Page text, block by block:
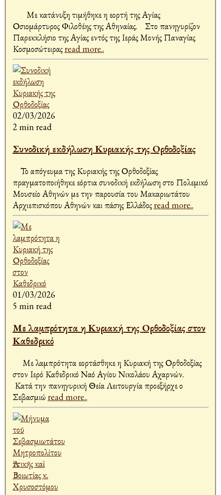
Με κατάνυξη τιμήθηκε η εορτή της Αγίας
Οσιομάρτυρος Φιλοθέης της Αθηναίας. Στο πανηγυρίζον
Παρεκκλήσιο της Αγίας εντός της Ιεράς Μονής Παναγίας
Κοσμοσώτειραςread more..
02/03/2026
2 min read
Συνοδική εκδήλωση Κυριακής της Ορθοδοξίας
Το απόγευμα της Κυριακής της Ορθοδοξίας
πραγματοποιήθηκε εόρτια συνοδική εκδήλωση στο Πολεμικό
Μουσείο Αθηνών με την παρουσία του Μακαριωτάτου
Αρχιεπισκόπου Αθηνών και πάσης Ελλάδοςread more..
01/03/2026
5 min read
Με λαμπρότητα η Κυριακή της Ορθοδοξίας στον
Καθεδρικό
Με λαμπρότητα εορτάσθηκε η Κυριακή της Ορθοδοξίας
στον Ιερό Καθεδρικό Ναό Αγίου Νικολάου Αχαρνών.
Κατά την πανηγυρική Θεία Λειτουργία προεξήρχε ο
Σεβασμιώ read more..